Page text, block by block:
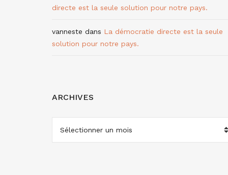
directe est la seule solution pour notre pays.
vanneste dans La démocratie directe est la seule
solution pour notre pays.
ARCHIVES
ARCHIVES